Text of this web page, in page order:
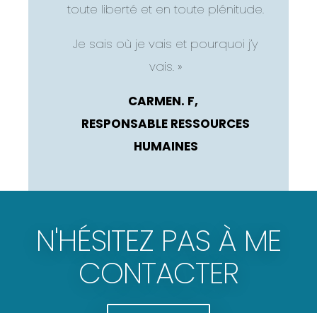
toute liberté et en toute plénitude.
Je sais où je vais et pourquoi j’y
vais. »
CARMEN. F,
RESPONSABLE RESSOURCES
HUMAINES
N'HÉSITEZ PAS À ME
CONTACTER